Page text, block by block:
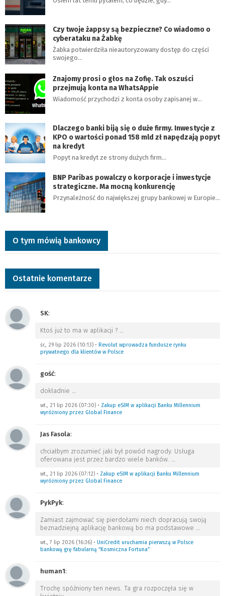
Czy twoje żappsy są bezpieczne? Co wiadomo o
cyberataku na Żabkę
Żabka potwierdziła nieautoryzowany dostęp do części
swojego…
Znajomy prosi o głos na Zofię. Tak oszuści
przejmują konta na WhatsAppie
Wiadomość przychodzi z konta osoby zapisanej w…
Dlaczego banki biją się o duże firmy. Inwestycje z
KPO o wartości ponad 158 mld zł napędzają popyt
na kredyt
Popyt na kredyt ze strony dużych firm…
BNP Paribas powalczy o korporacje i inwestycje
strategiczne. Ma mocną konkurencję
Przynależność do największej grupy bankowej w Europie…
O tym mówią bankowcy
Ostatnie komentarze
SK:
Ktoś już to ma w aplikacji ?
śr., 29 lip 2026 (10:13) • Revolut wprowadza fundusze rynku
prywatnego dla klientów w Polsce
gość:
dokładnie
wt., 21 lip 2026 (07:30) • Zakup eSIM w aplikacji Banku Millennium
wyróżniony przez Global Finance
Jas Fasola:
chciałbym zrozumieć jaki był powód nagrody. Usługa
oferowana jest przez bardzo wiele banków.
wt., 21 lip 2026 (07:12) • Zakup eSIM w aplikacji Banku Millennium
wyróżniony przez Global Finance
PykPyk:
Zamiast zajmować się pierdołami niech dopracują swoją
beznadziejną aplikację bankową bo ma podstawowe
wt., 7 lip 2026 (16:36) • UniCredit uruchamia pierwszą w Polsce
bankową grę fabularną “Kosmiczna Fortuna”
human1:
Trochę spóźniony ten news. Ta gra rozpoczęła się w